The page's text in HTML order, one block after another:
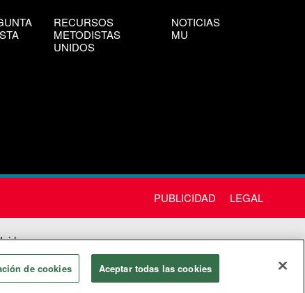
RECURSOS
METODISTAS
UNIDOS
NOTICIAS
MU
PUBLICIDAD LEGAL
de cookies Aceptar todas las cookies